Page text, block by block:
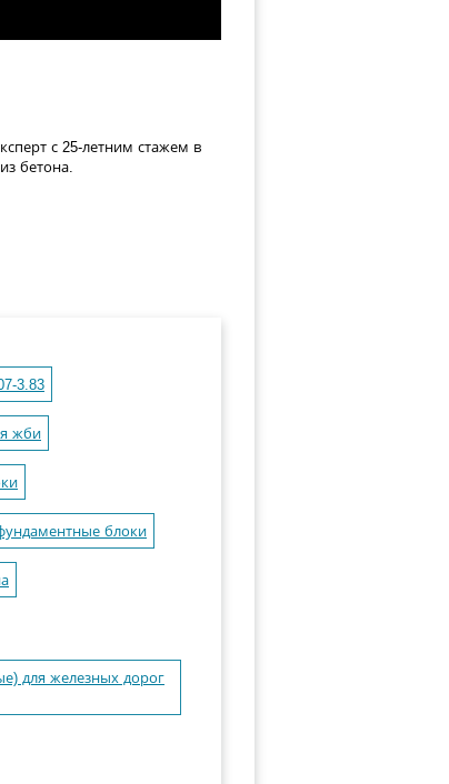
с 25-летним стажем в
бетона.
3.83
жби
блоки
для железных дорог